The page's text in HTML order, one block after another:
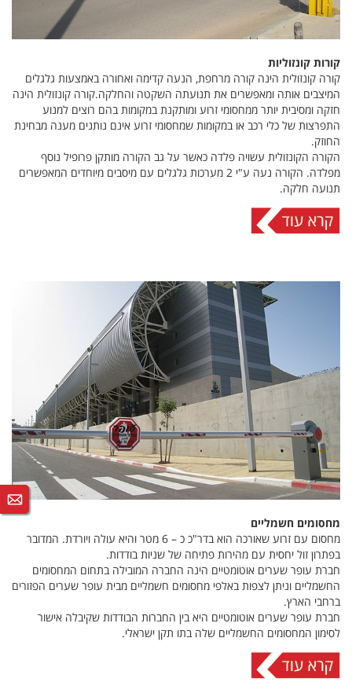
קורות קונזוליות
קורה קונזולית הינה קורה מרחפת, הנעה קדימה ואחורה באמצעות גלגלים
המיצבים אותה ומאפשרים את תנועתה השקטה והחלקה.קורה קונזולית הינה
חזקה ומסיבית יותר ממחסומי זרוע ומותקנת במקומות בהם רוצים למנוע
התפרצות של כלי רכב או במקומות שמחסומי זרוע אינם נותנים מענה מבחינת
החוזק.
הקורה הקונזולית עשויה פלדה כאשר על גב הקורה מותקן פרופיל נוסף
מפלדה. הקורה נעה ע"י 2 מערכות גלגלים עם מיסבים מיוחדים המאפשרים
תנועה חלקה.
מחסומים חשמליים
מחסום עם זרוע שאורכה הוא בדר"כ כ – 6 מטר והיא עולה ויורדת. המדובר
בפתרון זול יחסית עם מהירות פתיחה של שניות בודדות.
חברת עופר שערים אוטומטיים הינה החברה המובילה בתחום המחסומים
החשמליים וניתן לצפות באלפי מחסומים חשמליים מבית עופר שערים הפזורים
ברחבי הארץ.
חברת עופר שערים אוטומטיים היא בין החברות הבודדות שקיבלה אישור
לסימון המחסומים החשמליים שלה בתו תקן ישראלי.